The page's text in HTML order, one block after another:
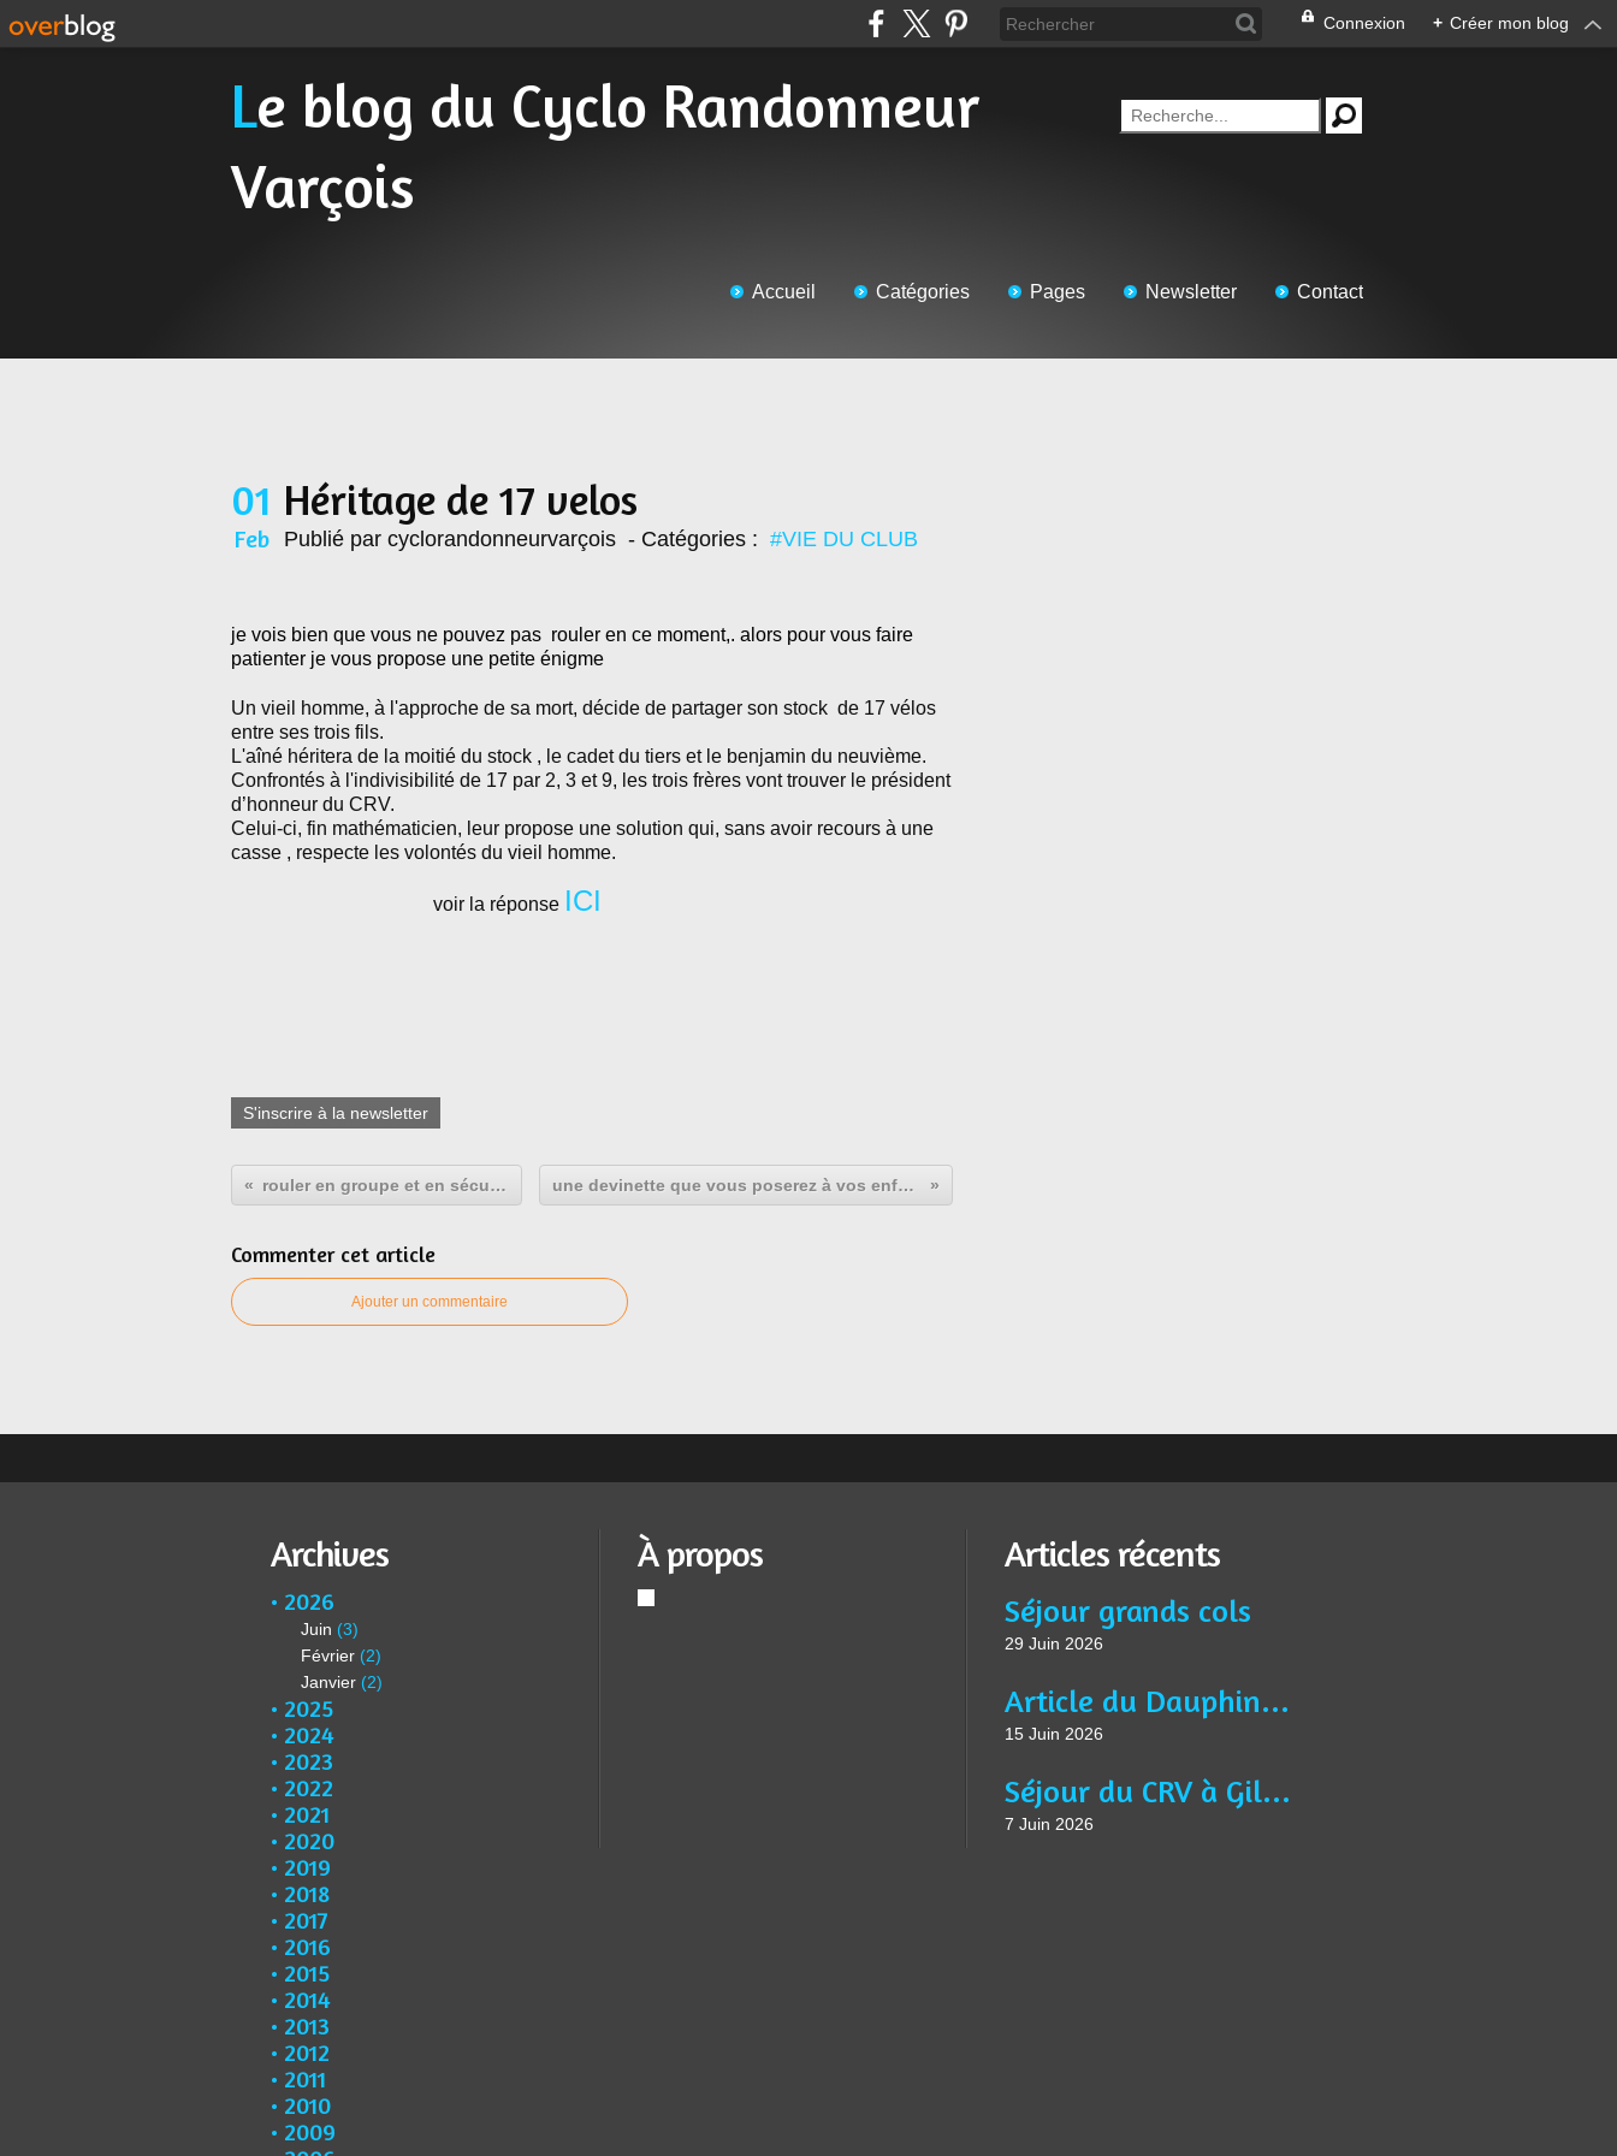
Connexion + Créer mon blog
Le blog du Cyclo Randonneur
Varçois
Accueil Catégories Pages Newsletter Contact
01
Feb
Héritage de 17 velos
Publié par cyclorandonneurvarçois - Catégories : #VIE DU CLUB
je vois bien que vous ne pouvez pas rouler en ce moment,. alors pour vous faire
patienter je vous propose une petite énigme
Un vieil homme, à l'approche de sa mort, décide de partager son stock de 17 vélos
entre ses trois fils.
L'aîné héritera de la moitié du stock , le cadet du tiers et le benjamin du neuvième.
Confrontés à l'indivisibilité de 17 par 2, 3 et 9, les trois frères vont trouver le président
d’honneur du CRV.
Celui-ci, fin mathématicien, leur propose une solution qui, sans avoir recours à une
casse , respecte les volontés du vieil homme.
voir la réponse ICI
S'inscrire à la newsletter
rouler en groupe et en sécurité une devinette que vous poserez à vos enfants
Commenter cet article
Ajouter un commentaire
Archives
2026
Juin (3)
Février (2)
Janvier (2)
2025
2024
2023
2022
2021
2020
2019
2018
2017
2016
2015
2014
2013
2012
2011
2010
2009
À propos Articles récents
Séjour grands cols
29 Juin 2026
Article du Dauphiné Libéré VTM du 13 juin 2026
15 Juin 2026
Séjour du CRV à Gilette
7 Juin 2026